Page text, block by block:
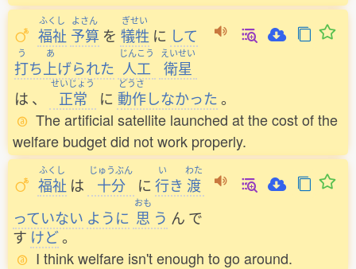
ふくし
福祉
よさん
予算 を
ぎせい
犠牲 に して
う
打ち
あ
上げられた
じんこう
人工
えいせい
衛星
は 、
せいじょう
正常 に
どうさ
動作しなかった 。
The artificial satellite launched at the cost of the
welfare budget did not work properly.
ふくし
福祉 は
じゅうぶん
十分 に
い
行き
わた
渡
っていない ように
おも
思 う ん で
す けど。
I think welfare isn't enough to go around.